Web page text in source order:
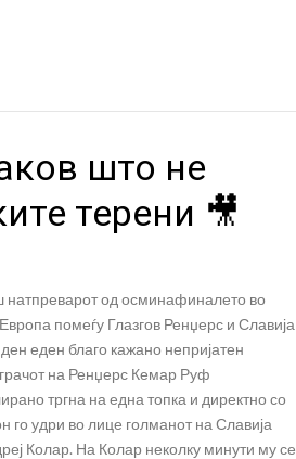
што не
терени 🎥
натпреварот од осминафиналето во
помеѓу Глазгов Ренџерс и Славија
еден благо кажано непријатен
на Ренџерс Кемар Руф
тргна на една топка и директно со
го удри во лице голманот на Славија
Колар. На Колар неколку минути му се